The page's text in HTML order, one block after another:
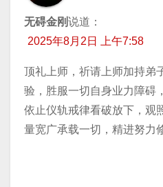
无碍金刚说道：
2025年8月2日 上午7:58
顶礼上师，祈请上师加持弟
验，胜服一切自身业力障碍
依止仪轨戒律看破放下，观
量宽广承载一切，精进努力